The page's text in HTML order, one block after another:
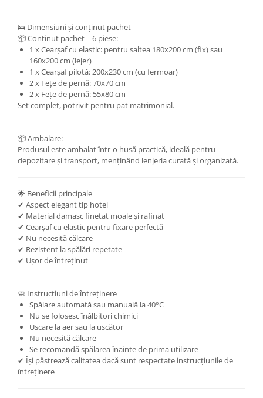
🛌 Dimensiuni și conținut pachet
📦 Conținut pachet – 6 piese:
1 x Cearșaf cu elastic: pentru saltea 180x200 cm (fix) sau
160x200 cm (lejer)
1 x Cearșaf pilotă: 200x230 cm (cu fermoar)
2 x Fețe de pernă: 70x70 cm
2 x Fețe de pernă: 55x80 cm
Set complet, potrivit pentru pat matrimonial.
📦 Ambalare:
Produsul este ambalat într-o husă practică, ideală pentru
depozitare și transport, menținând lenjeria curată și organizată.
🌟 Beneficii principale
✔ Aspect elegant tip hotel
✔ Material damasc finetat moale și rafinat
✔ Cearșaf cu elastic pentru fixare perfectă
✔ Nu necesită călcare
✔ Rezistent la spălări repetate
✔ Ușor de întreținut
🧼 Instrucțiuni de întreținere
Spălare automată sau manuală la 40°C
Nu se folosesc înălbitori chimici
Uscare la aer sau la uscător
Nu necesită călcare
Se recomandă spălarea înainte de prima utilizare
✔ Își păstrează calitatea dacă sunt respectate instrucțiunile de
întreținere